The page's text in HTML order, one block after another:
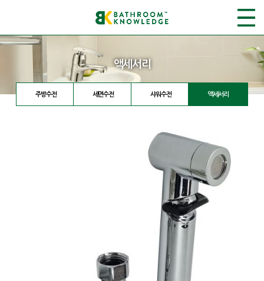
액세서리
주방수전 세면수전 샤워수전 액세서리